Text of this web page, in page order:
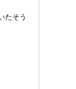
たそう